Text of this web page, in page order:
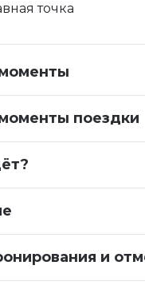
точка
поездки
и